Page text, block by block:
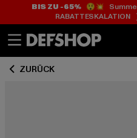
BIS ZU -65%😲💥
ZURÜCK